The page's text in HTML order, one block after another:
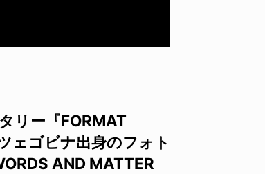
リー『FORMAT
ェゴビナ出身のフォト
AND MATTER